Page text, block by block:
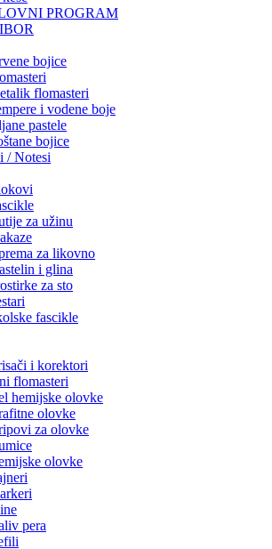
PROGRAM
bojice
flomasteri
i vodene boje
pastele
bojice
/ Notesi
za užinu
za likovno
i glina
za sto
fascikle
i korektori
flomasteri
hemijske olovke
olovke
za olovke
olovke
pera